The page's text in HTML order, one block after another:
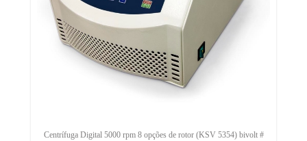
Centrífuga Digital 5000 rpm 8 opções de rotor (KSV 5354) bivolt #